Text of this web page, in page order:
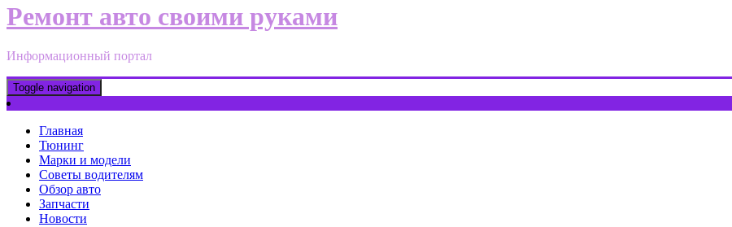
Ремонт авто своими руками
Информационный портал
Toggle navigation
Главная
Тюнинг
Марки и модели
Советы водителям
Обзор авто
Запчасти
Новости